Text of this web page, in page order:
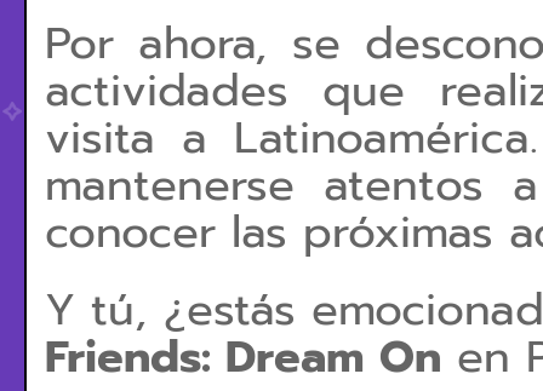
Por ahora, se
actividades que
visita a
mantenerse atentos
conocer las próximas
Y tú, ¿estás
Friends: Dream On en